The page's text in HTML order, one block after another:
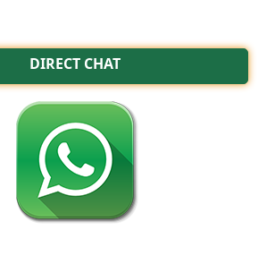
DIRECT CHAT